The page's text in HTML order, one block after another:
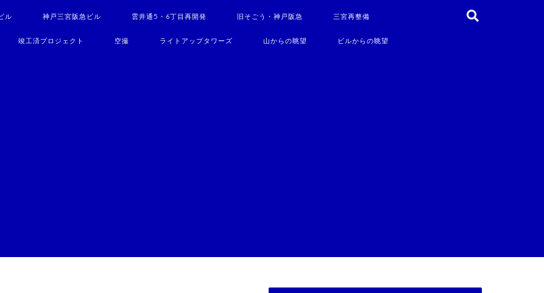
ル 神戸三宮阪急ビル 雲井通5・6丁目再開発 旧そごう・神戸阪急 三宮再整備
竣工済プロジェクト 空撮 ライトアップタワーズ 山からの眺望 ビルからの眺望